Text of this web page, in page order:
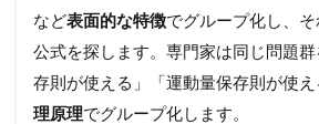
など表面的な特徴でグループ化し、
公式を探します。専門家は同じ問題
存則が使える」「運動量保存則が使
理原理でグループ化します。